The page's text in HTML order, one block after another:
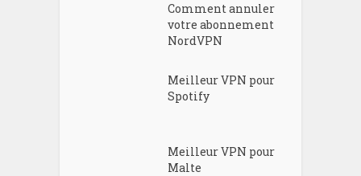
Comment annuler
votre abonnement
NordVPN
Meilleur VPN pour
Spotify
Meilleur VPN pour
Malte